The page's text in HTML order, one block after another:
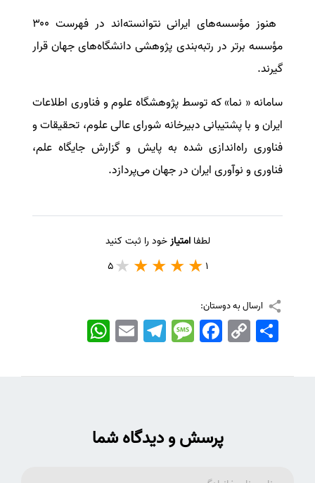
‌ هنوز مؤسسه‌های ایرانی نتوانسته‌اند در فهرست ۳۰۰
مؤسسه برتر در رتبه‌بندی پژوهشی دانشگاه‌های جهان قرار
گیرند.
سامانه « نما» که توسط پژوهشگاه علوم و فناوری اطلاعات
ایران و با پشتیبانی دبیرخانه شورای عالی علوم، تحقیقات و
فناوری راه‌اندازی شده به پایش و گزارش جایگاه علم،
فناوری و نوآوری ایران در جهان می‌پردازد.
لطفاامتیازخود را ثبت کنید
1
5
ارسال به دوستان:
WhatsApp EmailTelegramMessageFacebook Copy
Link
اشتراک
پرسش و دیدگاه شما